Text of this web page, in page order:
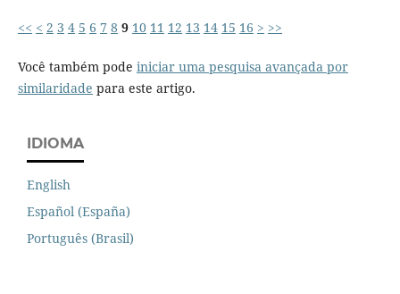
<< < 2 3 4 5 6 7 8 9 10 11 12 13 14 15 16 > >>
Você também pode iniciar uma pesquisa avançada por
similaridade para este artigo.
IDIOMA
English
Español (España)
Português (Brasil)